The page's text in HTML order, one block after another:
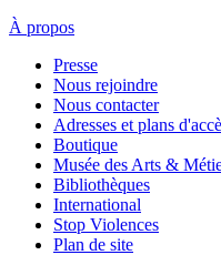
À propos
Presse
Nous rejoindre
Nous contacter
Adresses et plans
Boutique
Musée des Arts &
Bibliothèques
International
Stop Violences
Plan de site